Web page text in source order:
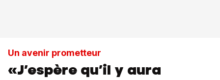
Un avenir prometteur
«J’espère qu’il y aura